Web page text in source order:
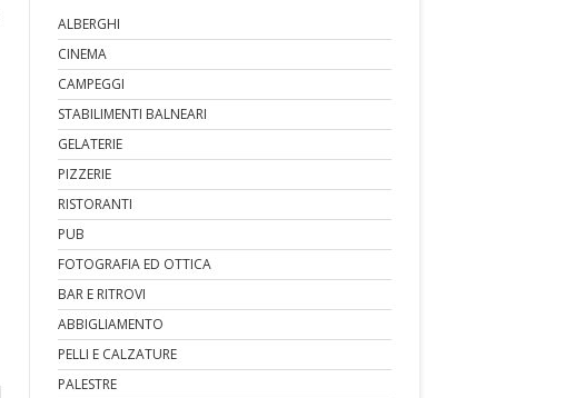
ALBERGHI
CINEMA
CAMPEGGI
STABILIMENTI BALNEARI
GELATERIE
PIZZERIE
RISTORANTI
PUB
FOTOGRAFIA ED OTTICA
BAR E RITROVI
ABBIGLIAMENTO
PELLI E CALZATURE
PALESTRE